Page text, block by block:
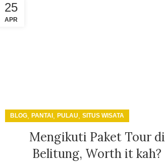
25
APR
BLOG PANTAI PULAU SITUS WISATA
Mengikuti Paket Tour di
Belitung, Worth it kah?